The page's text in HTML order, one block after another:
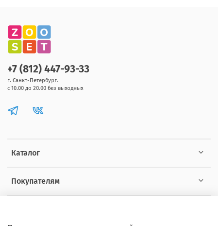
Каталог
Покупателям
+7 (812) 447-93-33
г. Санкт-Петербург.
с 10.00 до 20.00 без выходных